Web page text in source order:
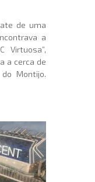
de uma
a
Virtuosa”,
a cerca de
Montijo.